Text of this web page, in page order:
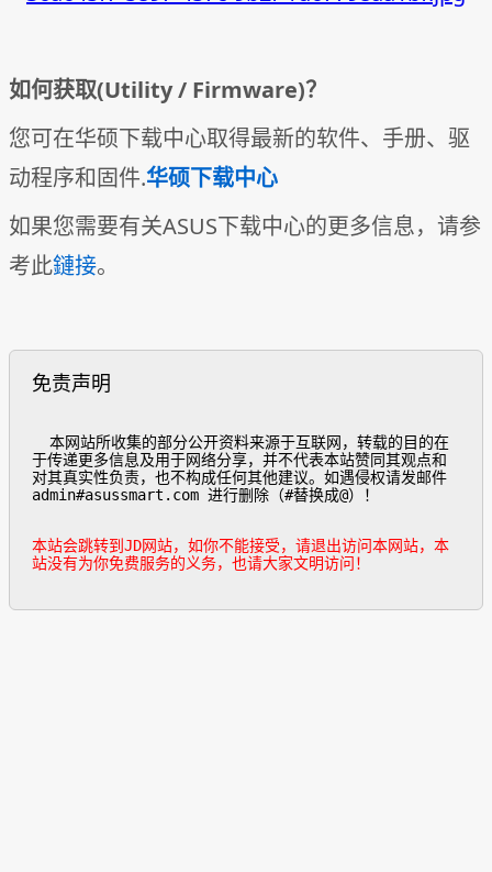
如何获取(Utility / Firmware)？
您可在华硕下载中心取得最新的软件、手册、驱
动程序和固件.华硕下载中心
如果您需要有关ASUS下载中心的更多信息，请参
考此鏈接。
免责声明
于传递更多信息及用于网络分享，并不代表本站赞同其观点和
对其真实性负责，也不构成任何其他建议。如遇侵权请发邮件
admin#asussmart.com 进行删除（#替换成@）！
本站会跳转到JD网站，如你不能接受，请退出访问本网站，本
站没有为你免费服务的义务，也请大家文明访问！